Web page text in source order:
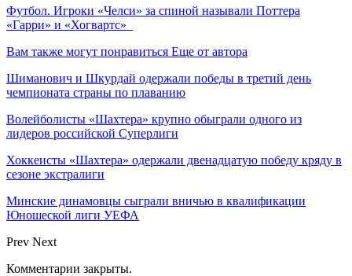
Футбол. Игроки «Челси» за спиной называли Поттера
«Гарри» и «Хогвартс»
Вам также могут понравиться Еще от автора
Шиманович и Шкурдай одержали победы в третий день
чемпионата страны по плаванию
Волейболисты «Шахтера» крупно обыграли одного из
лидеров российской Суперлиги
Хоккеисты «Шахтера» одержали двенадцатую победу кряду в
сезоне экстралиги
Минские динамовцы сыграли вничью в квалификации
Юношеской лиги УЕФА
Prev Next
Комментарии закрыты.